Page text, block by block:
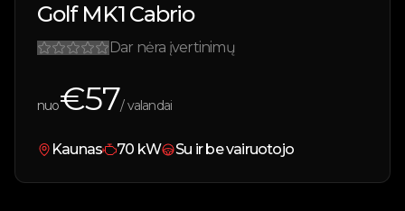
Golf MK1 Cabrio
Dar nėra įvertinimų
nuo€57/ valandai
Kaunas 70 kW Su ir be vairuotojo